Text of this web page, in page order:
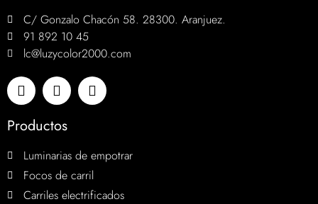
C/ Gonzalo Chacón 58. 28300. Aranjuez.
91 892 10 45
lc@luzycolor2000.com
Productos
Luminarias de empotrar
Focos de carril
Carriles electrificados